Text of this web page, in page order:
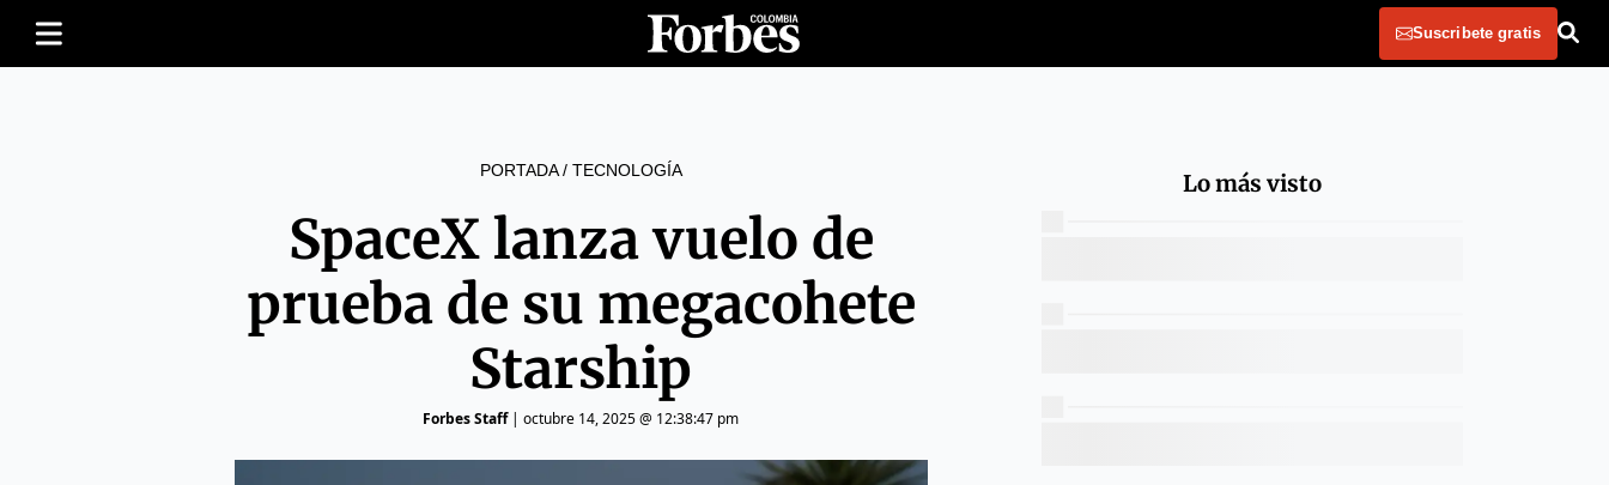
Suscribete gratis
PORTADA/ TECNOLOGÍA
SpaceX lanza vuelo de
prueba de su megacohete
Starship
Forbes Staff| octubre 14, 2025 @ 12:38:47 pm
Lo más visto